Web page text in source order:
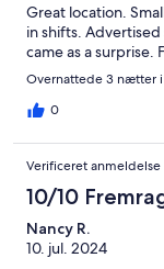
Great location.
in shifts.
came as a surprise.
Overnattede 3 nætter
0
Verificeret anmeldelse
10/10
Nancy R.
10. jul. 2024